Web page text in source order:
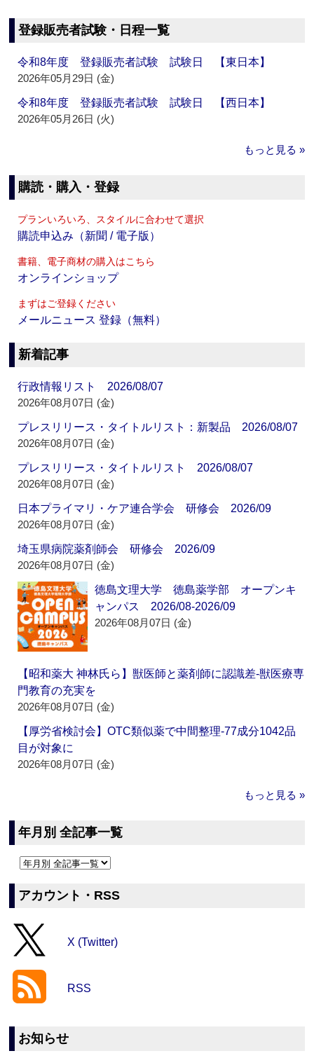
登録販売者試験・日程一覧
令和8年度 登録販売者試験 試験日 【東日本】
2026年05月29日 (金)
令和8年度 登録販売者試験 試験日 【西日本】
2026年05月26日 (火)
もっと見る »
購読・購入・登録
プランいろいろ、スタイルに合わせて選択
購読申込み（新聞 / 電子版）
書籍、電子商材の購入はこちら
オンラインショップ
まずはご登録ください
メールニュース 登録（無料）
新着記事
行政情報リスト 2026/08/07
2026年08月07日 (金)
プレスリリース・タイトルリスト：新製品 2026/08/07
2026年08月07日 (金)
プレスリリース・タイトルリスト 2026/08/07
2026年08月07日 (金)
日本プライマリ・ケア連合学会 研修会 2026/09
2026年08月07日 (金)
埼玉県病院薬剤師会 研修会 2026/09
2026年08月07日 (金)
徳島文理大学 徳島薬学部 オープンキ
ャンパス 2026/08-2026/09
2026年08月07日 (金)
【昭和薬大 神林氏ら】獣医師と薬剤師に認識差‐獣医療専
門教育の充実を
2026年08月07日 (金)
【厚労省検討会】OTC類似薬で中間整理‐77成分1042品
目が対象に
2026年08月07日 (金)
もっと見る »
年月別 全記事一覧
アカウント・RSS
X (Twitter)
RSS
お知らせ